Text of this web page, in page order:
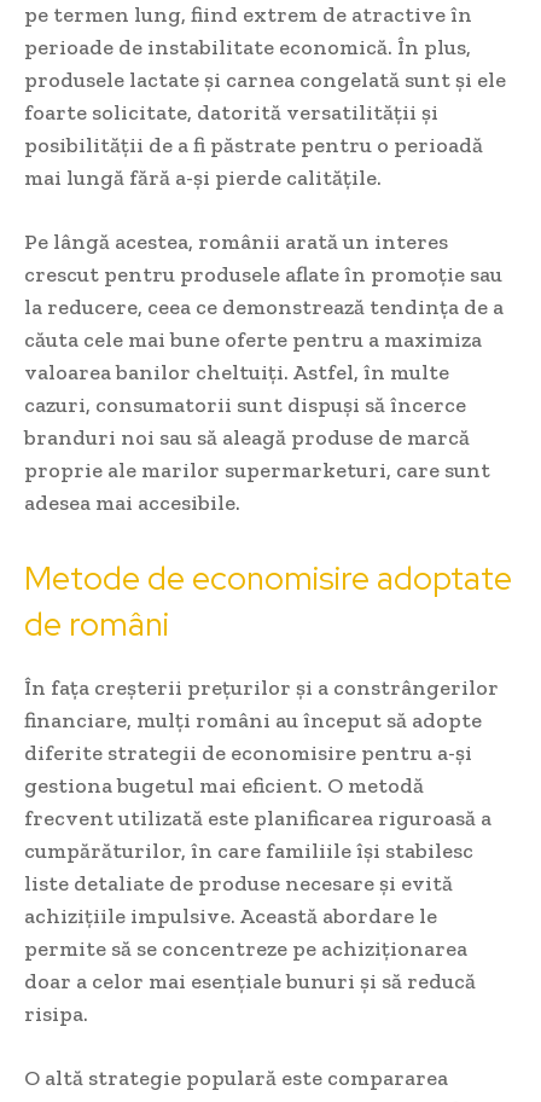
pe termen lung, fiind extrem de atractive în
perioade de instabilitate economică. În plus,
produsele lactate și carnea congelată sunt și ele
foarte solicitate, datorită versatilității și
posibilității de a fi păstrate pentru o perioadă
mai lungă fără a-și pierde calitățile.
Pe lângă acestea, românii arată un interes
crescut pentru produsele aflate în promoție sau
la reducere, ceea ce demonstrează tendința de a
căuta cele mai bune oferte pentru a maximiza
valoarea banilor cheltuiți. Astfel, în multe
cazuri, consumatorii sunt dispuși să încerce
branduri noi sau să aleagă produse de marcă
proprie ale marilor supermarketuri, care sunt
adesea mai accesibile.
Metode de economisire adoptate
de români
În fața creșterii prețurilor și a constrângerilor
financiare, mulți români au început să adopte
diferite strategii de economisire pentru a-și
gestiona bugetul mai eficient. O metodă
frecvent utilizată este planificarea riguroasă a
cumpărăturilor, în care familiile își stabilesc
liste detaliate de produse necesare și evită
achizițiile impulsive. Această abordare le
permite să se concentreze pe achiziționarea
doar a celor mai esențiale bunuri și să reducă
risipa.
O altă strategie populară este compararea